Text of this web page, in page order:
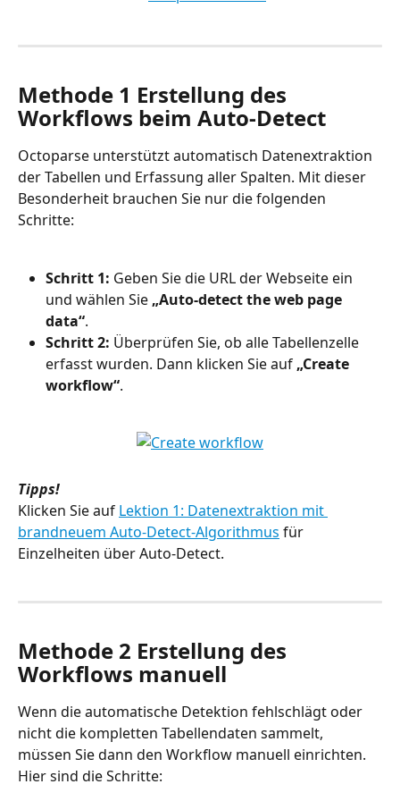
Methode 1 Erstellung des
Workflows beim Auto-Detect
Octoparse unterstützt automatisch Datenextraktion
der Tabellen und Erfassung aller Spalten. Mit dieser
Besonderheit brauchen Sie nur die folgenden
Schritte:
Schritt 1: Geben Sie die URL der Webseite ein
und wählen Sie „Auto-detect the web page
data“.
Schritt 2: Überprüfen Sie, ob alle Tabellenzelle
erfasst wurden. Dann klicken Sie auf „Create
workflow“.
Tipps!
Klicken Sie auf Lektion 1: Datenextraktion mit
brandneuem Auto-Detect-Algorithmus für
Einzelheiten über Auto-Detect.
Methode 2 Erstellung des
Workflows manuell
Wenn die automatische Detektion fehlschlägt oder
nicht die kompletten Tabellendaten sammelt,
müssen Sie dann den Workflow manuell einrichten.
Hier sind die Schritte: